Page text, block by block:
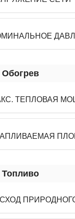
Обогрев
ТЕПЛОВАЯ
Топливо